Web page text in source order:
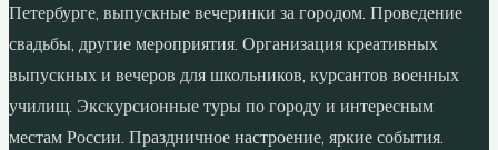
Петербурге, выпускные вечеринки за городом. Проведение
свадьбы, другие мероприятия. Организация креативных
выпускных и вечеров для школьников, курсантов военных
училищ. Экскурсионные туры по городу и интересным
местам России. Праздничное настроение, яркие события.